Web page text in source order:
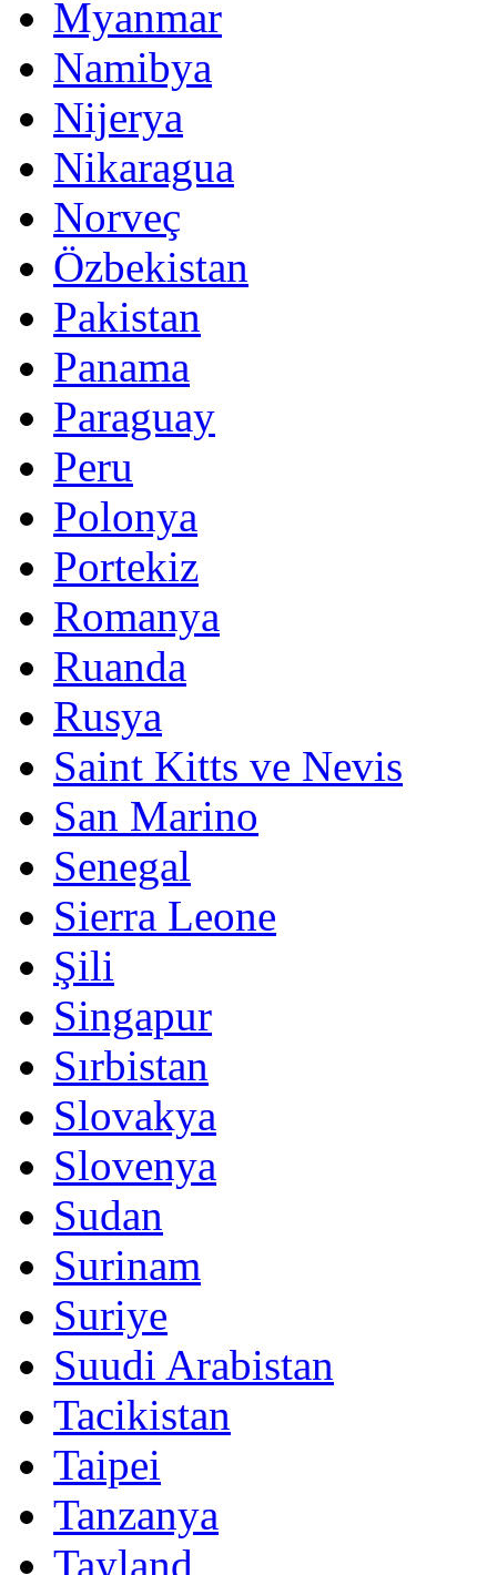
Myanmar
Namibya
Nijerya
Nikaragua
Norveç
Özbekistan
Pakistan
Panama
Paraguay
Peru
Polonya
Portekiz
Romanya
Ruanda
Rusya
Saint Kitts ve Nevis
San Marino
Senegal
Sierra Leone
Şili
Singapur
Sırbistan
Slovakya
Slovenya
Sudan
Surinam
Suriye
Suudi Arabistan
Tacikistan
Taipei
Tanzanya
Tayland